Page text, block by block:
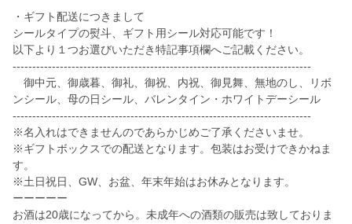
・ギフト配送につきまして
シールタイプの熨斗、ギフト用シール対応可能です！
以下より１つお選びいただき特記事項欄へご記載ください。
----------------------------------------------------------------------------
御中元、御歳暮、御礼、御祝、内祝、御見舞、無地のし、リボ
ンシール、母の日シール、バレンタイン・ホワイトデーシール
----------------------------------------------------------------------------
※名入れはできませんのであらかじめご了承くださいませ。
※ギフトボックスでの配送となります。包装はお受けできかねま
す。
※土日祝日、GW、お盆、年末年始はお休みとなります。
ーーーーー
お酒は20歳になってから。未成年への酒類の販売は致しておりま